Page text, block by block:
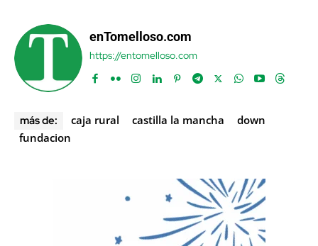
enTomelloso.com
https://entomelloso.com
más de: caja rural castilla la mancha
down
fundacion